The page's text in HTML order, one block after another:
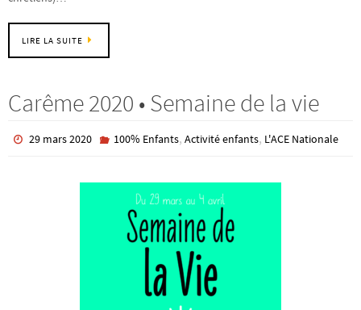
LIRE LA SUITE
Carême 2020 • Semaine de la vie
29 mars 2020 100% Enfants, Activité enfants, L'ACE Nationale